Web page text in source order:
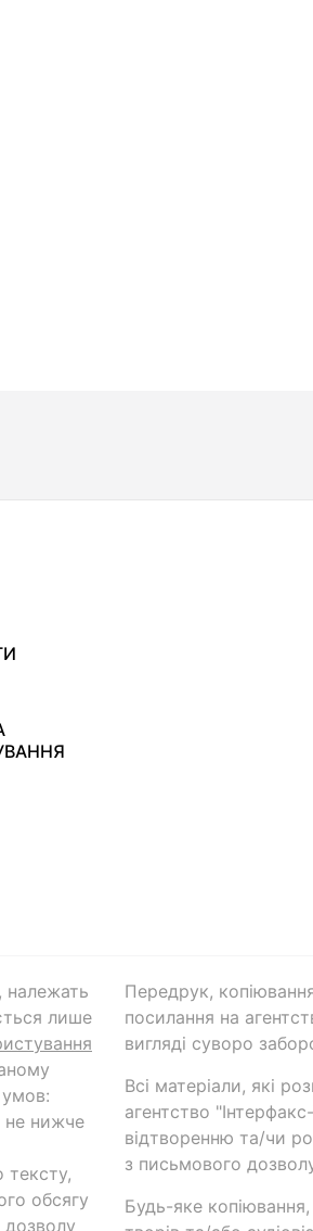
належать
лише
не нижче
тексту,
обсягу
Передрук,
посилання на
вигляді суворо
Всі матеріали, які
агентство
відтворенню та/чи
з письмового
Будь-яке